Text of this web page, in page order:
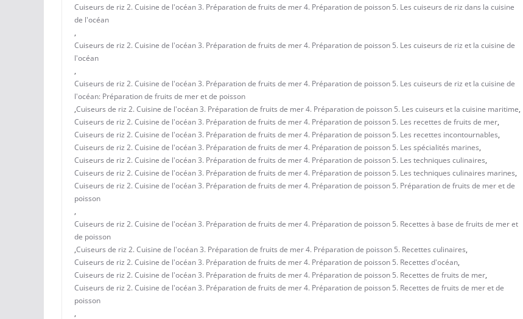
Cuiseurs de riz 2. Cuisine de l'océan 3. Préparation de fruits de mer 4. Préparation de poisson 5. Les cuiseurs de riz dans la cuisine
de l'océan
,
Cuiseurs de riz 2. Cuisine de l'océan 3. Préparation de fruits de mer 4. Préparation de poisson 5. Les cuiseurs de riz et la cuisine de
l'océan
,
Cuiseurs de riz 2. Cuisine de l'océan 3. Préparation de fruits de mer 4. Préparation de poisson 5. Les cuiseurs de riz et la cuisine de
l'océan: Préparation de fruits de mer et de poisson
,Cuiseurs de riz 2. Cuisine de l'océan 3. Préparation de fruits de mer 4. Préparation de poisson 5. Les cuiseurs et la cuisine maritime,
Cuiseurs de riz 2. Cuisine de l'océan 3. Préparation de fruits de mer 4. Préparation de poisson 5. Les recettes de fruits de mer,
Cuiseurs de riz 2. Cuisine de l'océan 3. Préparation de fruits de mer 4. Préparation de poisson 5. Les recettes incontournables,
Cuiseurs de riz 2. Cuisine de l'océan 3. Préparation de fruits de mer 4. Préparation de poisson 5. Les spécialités marines,
Cuiseurs de riz 2. Cuisine de l'océan 3. Préparation de fruits de mer 4. Préparation de poisson 5. Les techniques culinaires,
Cuiseurs de riz 2. Cuisine de l'océan 3. Préparation de fruits de mer 4. Préparation de poisson 5. Les techniques culinaires marines,
Cuiseurs de riz 2. Cuisine de l'océan 3. Préparation de fruits de mer 4. Préparation de poisson 5. Préparation de fruits de mer et de
poisson
,
Cuiseurs de riz 2. Cuisine de l'océan 3. Préparation de fruits de mer 4. Préparation de poisson 5. Recettes à base de fruits de mer et
de poisson
,Cuiseurs de riz 2. Cuisine de l'océan 3. Préparation de fruits de mer 4. Préparation de poisson 5. Recettes culinaires,
Cuiseurs de riz 2. Cuisine de l'océan 3. Préparation de fruits de mer 4. Préparation de poisson 5. Recettes d'océan,
Cuiseurs de riz 2. Cuisine de l'océan 3. Préparation de fruits de mer 4. Préparation de poisson 5. Recettes de fruits de mer,
Cuiseurs de riz 2. Cuisine de l'océan 3. Préparation de fruits de mer 4. Préparation de poisson 5. Recettes de fruits de mer et de
poisson
,